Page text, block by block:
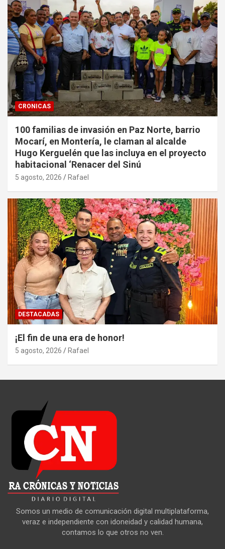
CRONICAS
100 familias de invasión en Paz Norte, barrio
Mocarí, en Montería, le claman al alcalde
Hugo Kerguelén que las incluya en el proyecto
habitacional ‘Renacer del Sinú
5 agosto, 2026 Rafael
DESTACADAS
¡El fin de una era de honor!
5 agosto, 2026 Rafael
Somos un medio de comunicación digital multiplataforma,
veraz e independiente con idoneidad y calidad humana,
contamos lo que otros no ven.